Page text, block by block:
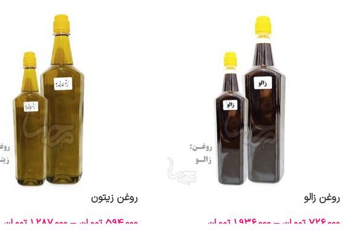
روغن زالو
726,000تومان –
1,936,000 تومان
روغن زیتون
594,000 تومان –
1,287,000 تومان